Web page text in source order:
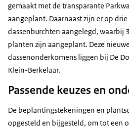
gemaakt met de transparante
aangeplant. Daarnaast zijn er op
dassenburchten aangelegd, waarbij
planten zijn aangeplant. Deze
dassenonderkomens liggen bij De
Klein-Berkelaar.
Passende keuzes en
De beplantingstekeningen en
opgesteld en bijgesteld, om tot een